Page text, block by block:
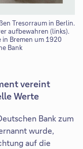
Tresorraum in Berlin.
aufbewahren (links).
in Bremen um 1920
Bank
vereint
Werte
Bank zum
wurde,
auf die